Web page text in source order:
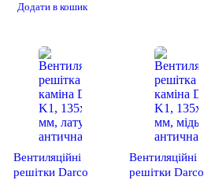
Додати в кошик
Вентиляційні
решітки Darco
Вентиляційні
решітки Darco